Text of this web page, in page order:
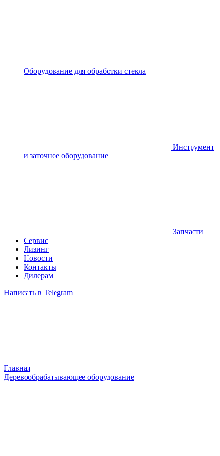
Оборудование для обработки стекла
Инструмент
и заточное оборудование
Запчасти
Сервис
Лизинг
Новости
Контакты
Дилерам
Написать в Telegram
Главная
Деревообрабатывающее оборудование